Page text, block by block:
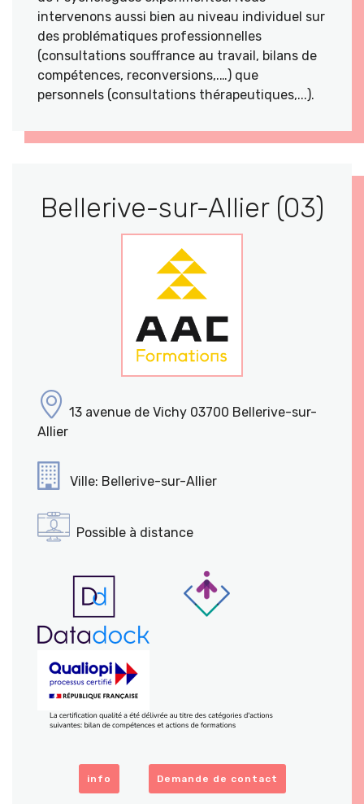
intervenons aussi bien au niveau individuel sur
des problématiques professionnelles
(consultations souffrance au travail, bilans de
compétences, reconversions,.…) que
personnels (consultations thérapeutiques,...).
Bellerive-sur-Allier (03)
13 avenue de Vichy 03700 Bellerive-sur-
Allier
Ville: Bellerive-sur-Allier
Possible à distance
info Demande de contact